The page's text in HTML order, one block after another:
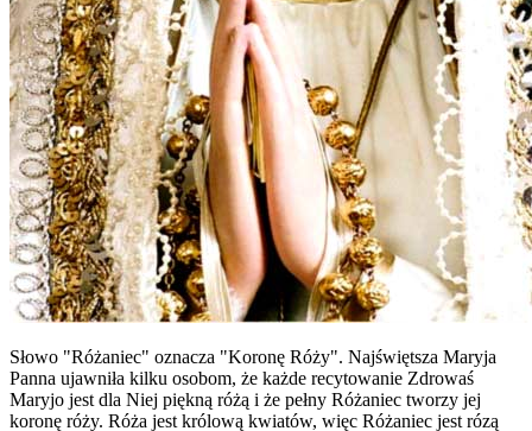
Słowo "Różaniec" oznacza "Koronę Róży". Najświętsza Maryja
Panna ujawniła kilku osobom, że każde recytowanie Zdrowaś
Maryjo jest dla Niej piękną różą i że pełny Różaniec tworzy jej
koronę róży. Róża jest królową kwiatów, więc Różaniec jest rózą